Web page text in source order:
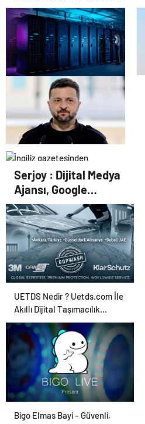
Satın Almanın Yeni Adresi
Datahost İle Güvenilir
Sunucu Hizmetleri
İngiliz gazetesinden
Zelenski yorumu: “Siyasi
poker mi, Rus ruleti mi?”
Serjoy : Dijital Medya
Ajansı, Google
Reklam Ajansı, SEO
Ajansı ve Web
Tasarım Ajansı
UETDS Nedir ? Uetds.com İle
Akıllı Dijital Taşımacılık
Yazılımı
Bigo Elmas Bayi – Güvenli,